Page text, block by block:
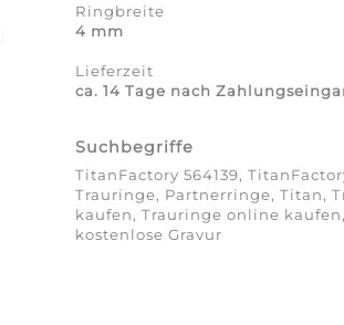
Ringbreite
4 mm
Lieferzeit
ca. 14 Tage nach
Suchbegriffe
TitanFactory 564139,
Trauringe, Partnerringe, Titan,
kaufen, Trauringe online
kostenlose Gravur